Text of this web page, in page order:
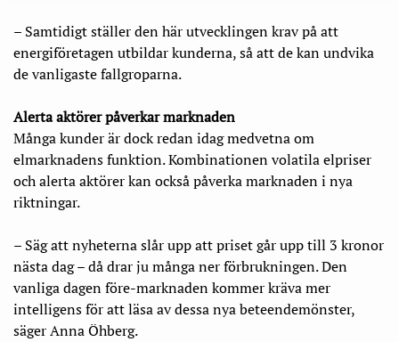
– Samtidigt ställer den här utvecklingen krav på att
energiföretagen utbildar kunderna, så att de kan undvika
de vanligaste fallgroparna.
Alerta aktörer påverkar marknaden
Många kunder är dock redan idag medvetna om
elmarknadens funktion. Kombinationen volatila elpriser
och alerta aktörer kan också påverka marknaden i nya
riktningar.
– Säg att nyheterna slår upp att priset går upp till 3 kronor
nästa dag – då drar ju många ner förbrukningen. Den
vanliga dagen före-marknaden kommer kräva mer
intelligens för att läsa av dessa nya beteendemönster,
säger Anna Öhberg.